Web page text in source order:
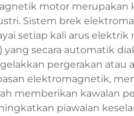
motor merupakan
Sistem brek
setiap kali arus
yang secara automatik
pergerakan atau
elektromagnetik,
memberikan kawalan
piawaian